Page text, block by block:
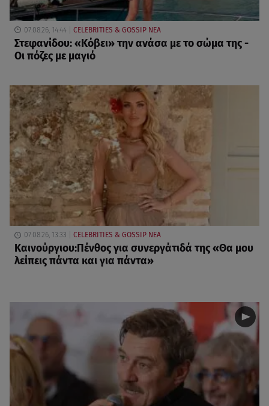
07.08.26, 14:44 CELEBRITIES & GOSSIP ΝΕΑ
Στεφανίδου: «Κόβει» την ανάσα με το σώμα της -
Οι πόζες με μαγιό
07.08.26, 13:33 CELEBRITIES & GOSSIP ΝΕΑ
Καινούργιου:Πένθος για συνεργάτιδά της «Θα μου
λείπεις πάντα και για πάντα»